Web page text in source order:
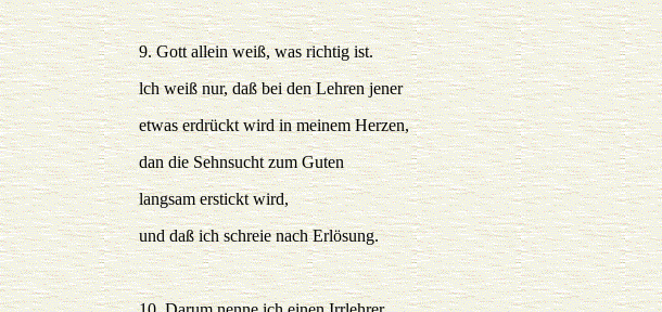
9. Gott allein weiß, was richtig ist.
lch weiß nur, daß bei den Lehren jener
etwas erdrückt wird in meinem Herzen,
dan die Sehnsucht zum Guten
langsam erstickt wird,
und daß ich schreie nach Erlösung.